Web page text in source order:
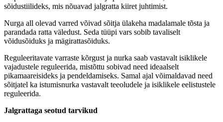
sõidustiilideks, mis nõuavad jalgratta kiiret juhtimist.
Nurga all olevad varred võivad sõitja ülakeha madalamale tõsta ja
parandada ratta väledust. Seda tüüpi vars sobib tavaliselt
võidusõiduks ja mägirattasõiduks.
Reguleeritavate varraste kõrgust ja nurka saab vastavalt isiklikele
vajadustele reguleerida, mistõttu sobivad need ideaalselt
pikamaareisideks ja pendeldamiseks. Samal ajal võimaldavad need
sõitjatel ka istumisnurka vastavalt teeoludele ja isiklikele eelistustele
reguleerida.
Jalgrattaga seotud tarvikud